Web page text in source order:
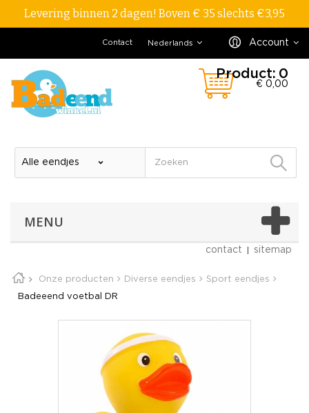
Levering binnen 2 dagen! Boven € 35 slechts €3,95
Account
Nederlands
Contact
Product: 0
€ 0,00
MENU
contact sitemap
Onze producten Diverse eendjes Sport eendjes
Badeeend voetbal DR